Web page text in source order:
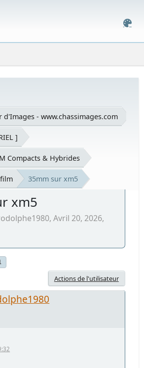
d'Images - www.chassimages.com
]
Compacts & Hybrides
35mm sur xm5
xm5
Avril 20, 2026,
Actions de l'utilisateur